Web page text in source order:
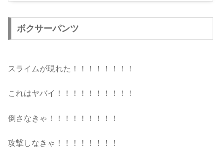
ボクサーパンツ
スライムが現れた！！！！！！！！
これはヤバイ！！！！！！！！！！
倒さなきゃ！！！！！！！！！
攻撃しなきゃ！！！！！！！！